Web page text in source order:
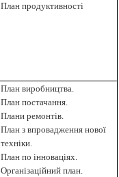
План продуктивності
План виробництва.
План постачання.
Плани ремонтів.
План з впровадження нової
техніки.
План по інноваціях.
Організаційний план.